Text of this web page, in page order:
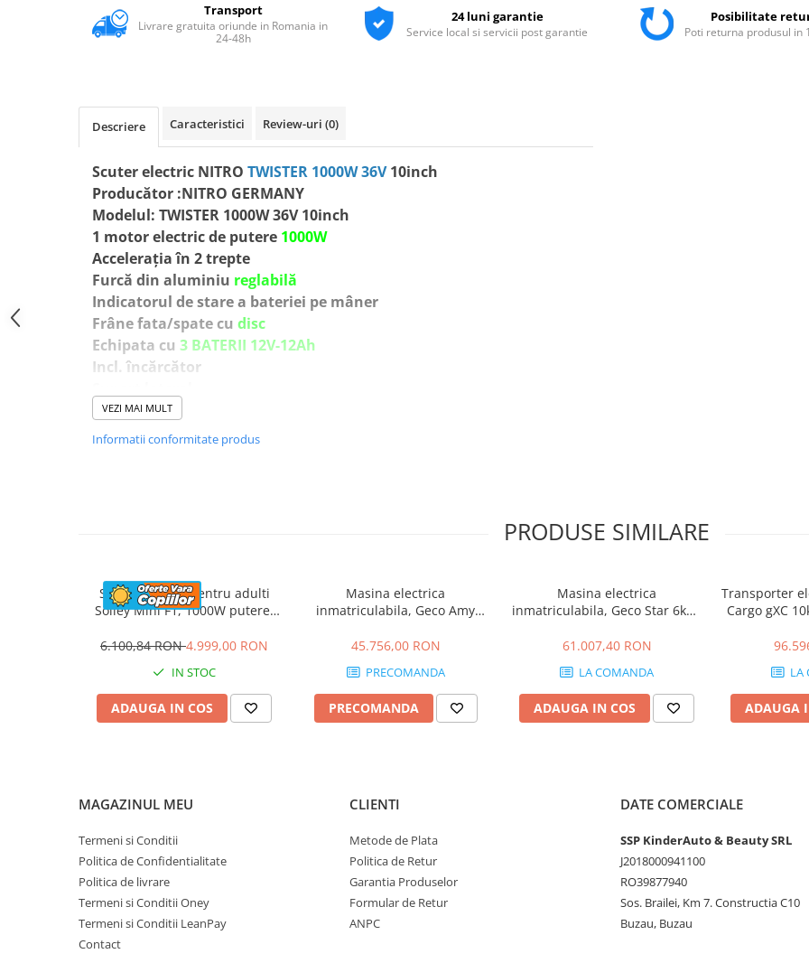
Transport
Livrare gratuita oriunde in Romania in
24-48h
24 luni garantie
Service local si servicii post garantie
Posibilitate
Poti returna produsul in
Descriere Caracteristici Review-uri (0)
Scuter electric NITRO TWISTER 1000W 36V10inch
Producător :NITRO GERMANY
Modelul: TWISTER 1000W 36V 10inch
1 motor electric de putere 1000W
Accelerația în 2 trepte
Furcă din aluminiu reglabilă
Indicatorul de stare a bateriei pe mâner
Frâne fata/spate cu disc
Echipata cu 3 BATERII 12V-12Ah
Incl. încărcător
Transmisie
Autonomie de pana la
Timp de încărcare 6-8 ore
Greutate total admisa 90 kg
Dimensiunile produsul montat1420x630x1180 mm
TransportGRATUIT
PosibilitateRETUR
SERVICEsiPOST-Garantie
VEZI MAI MULT
Informatii conformitate produs
PRODUSE SIMILARE
Scuter electric pentru adulti
Solley Mini F1, 1000W putere,
neagra
6.100,84 RON4.999,00 RON
IN STOC
ADAUGA IN COS
Masina electrica
inmatriculabila, Geco Amy
categorie permis B1, B
45.756,00 RON
PRECOMANDA
PRECOMANDA
Masina electrica
inmatriculabila, Geco Star 6kW,
lithium 72V 105Ah LifePo4
61.007,40 RON
LA COMANDA
ADAUGA IN COS
Transporter
Cargo gXC
LA
ADAUGA
MAGAZINUL MEU
Termeni si Conditii
Politica de Confidentialitate
Politica de livrare
Termeni si Conditii Oney
Termeni si Conditii LeanPay
Contact
CLIENTI
Metode de Plata
Politica de Retur
Garantia Produselor
Formular de Retur
ANPC
DATE COMERCIALE
SSP KinderAuto & Beauty SRL
J2018000941100
RO39877940
Sos. Brailei, Km 7. Constructia C10
Buzau, Buzau